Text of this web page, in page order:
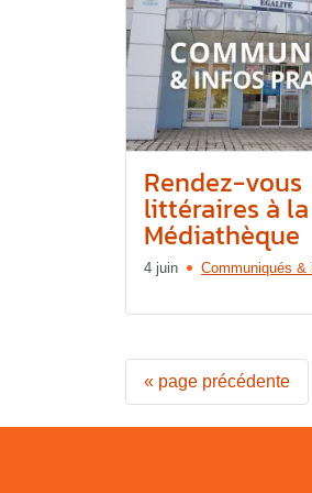
Rendez-vous
littéraires à la
Médiathèque
4 juin Communiqués &
« page précédente